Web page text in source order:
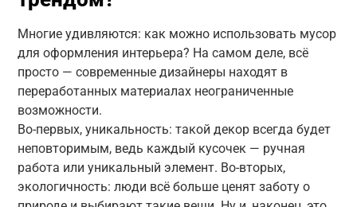
Многие удивляются: как можно использовать мусор
для оформления интерьера? На самом деле, всё
просто — современные дизайнеры находят в
переработанных материалах неограниченные
возможности.
Во-первых, уникальность: такой декор всегда будет
неповторимым, ведь каждый кусочек — ручная
работа или уникальный элемент. Во-вторых,
экологичность: люди всё больше ценят заботу о